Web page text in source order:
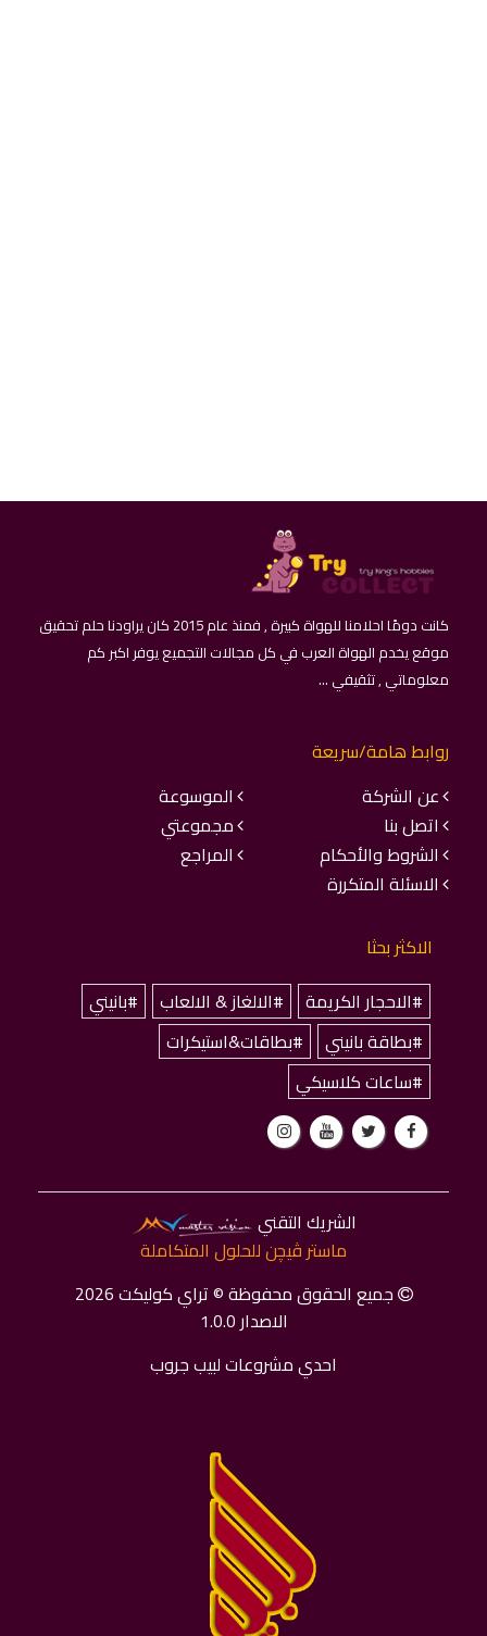
كانت دومًا احلامنا للهواة كبيرة , فمنذ عام 2015 كان يراودنا حلم تحقيق
موقع يخدم الهواة العرب في كل مجالات التجميع يوفر اكبر كم
معلوماتي , تثقيفي ...
روابط هامة/سريعة
عن الشركة
الموسوعة
اتصل بنا
مجموعتي
الشروط والأحكام
المراجع
الاسئلة المتكررة
الاكثر بحثا
#الاحجار الكريمة
#الالغاز & الالعاب
#بانيني
#بطاقة بانيني
#بطاقات&استيكرات
#ساعات كلاسيكي
الشريك التقني
ماستر ﭬﻴﭽﻦ للحلول المتكاملة
جميع الحقوق محفوظة © تراي كوليكت 2026
الاصدار 1.0.0
احدي مشروعات لبيب جروب